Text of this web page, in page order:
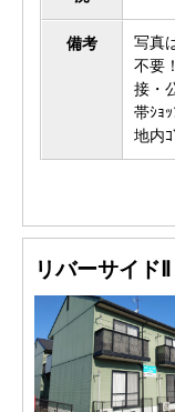
備考
写真
不要
接・
帯ｼｮ
地内ｺ
リバーサイド